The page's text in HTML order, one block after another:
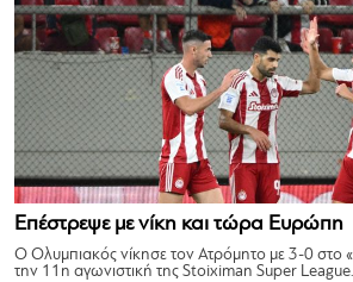
Επέστρεψε με νίκη και τώρα Ευρώπη
Ο Ολυμπιακός νίκησε τον Ατρόμητο με 3-0 στο
την 11η αγωνιστική της Stoiximan Super League.